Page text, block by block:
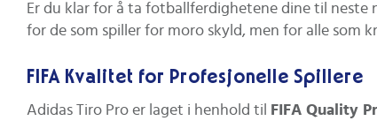
Er du klar for å ta fotballferdighetene dine til neste
for de som spiller for moro skyld, men for alle som
FIFA Kvalitet for Profesjonelle Spillere
Adidas Tiro Pro er laget i henhold til FIFA Quality